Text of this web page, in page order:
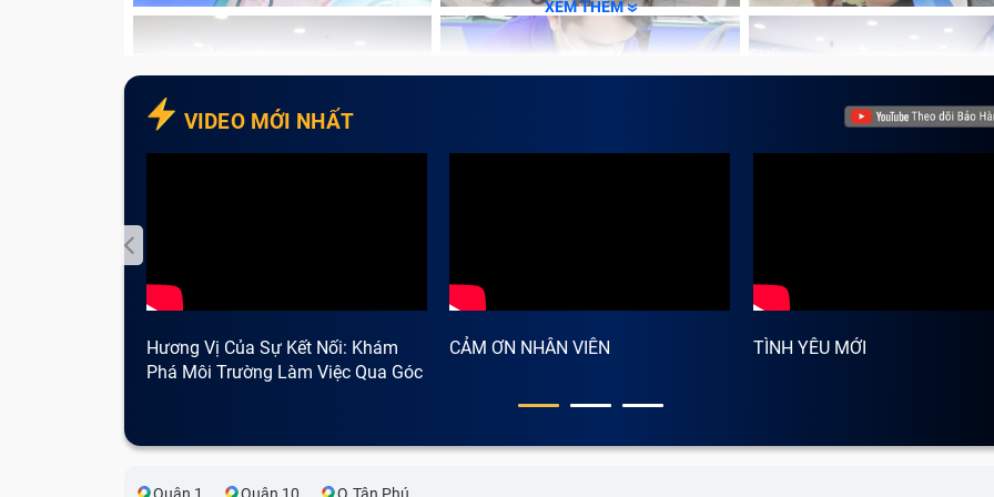
Các nguyên nhân dẫn tới sạc Adapter Điện Thoại Cục Asus X552Cl (đã bao
gồm công) bị hỏng
XEM THÊM
VIDEO MỚI NHẤT
Hương Vị Của Sự Kết Nối: Khám
Phá Môi Trường Làm Việc Qua Góc
CẢM ƠN NHÂN VIÊN TÌNH YÊU MỚI
Quận 1 Quận 10 Q.Tân Phú